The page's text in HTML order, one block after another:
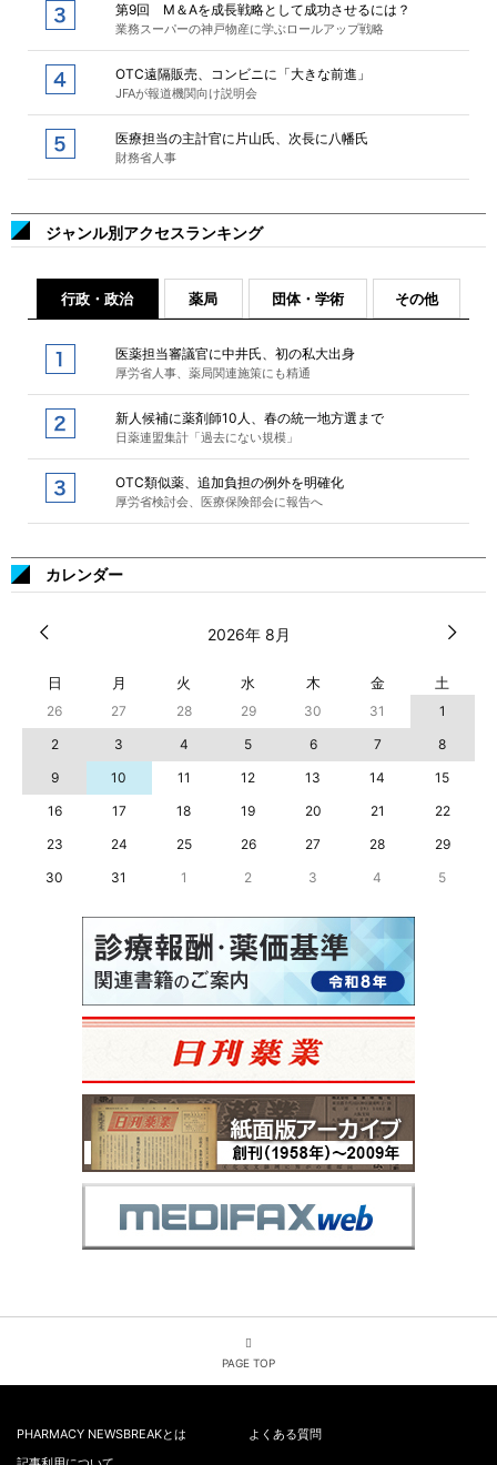
第9回 M＆Aを成長戦略として成功させるには？
業務スーパーの神戸物産に学ぶロールアップ戦略
OTC遠隔販売、コンビニに「大きな前進」
JFAが報道機関向け説明会
医療担当の主計官に片山氏、次長に八幡氏
財務省人事
ジャンル別アクセスランキング
行政・政治 薬局 団体・学術 その他
医薬担当審議官に中井氏、初の私大出身
厚労省人事、薬局関連施策にも精通
新人候補に薬剤師10人、春の統一地方選まで
日薬連盟集計「過去にない規模」
OTC類似薬、追加負担の例外を明確化
厚労省検討会、医療保険部会に報告へ
カレンダー
2026年 8月
日 月 火 水 木 金 土
26 27 28 29 30 31
1
2
3 4 5 6 7
8
9
10 11 12 13 14
15
16
17 18 19 20 21
22
23
24 25 26 27 28
29
30
31 1 2 3 4 5
PAGE TOP
PHARMACY NEWSBREAKとは
よくある質問